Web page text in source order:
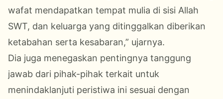
wafat mendapatkan tempat mulia di sisi Allah
SWT, dan keluarga yang ditinggalkan diberikan
ketabahan serta kesabaran,” ujarnya.
Dia juga menegaskan pentingnya tanggung
jawab dari pihak-pihak terkait untuk
menindaklanjuti peristiwa ini sesuai dengan